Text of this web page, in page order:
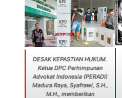
DESAK KEPASTIAN HUKUM.
Ketua DPC Perhimpunan
Advokat Indonesia (PERADI)
Madura Raya, Syafrawi, S.H.,
M.H., memberikan